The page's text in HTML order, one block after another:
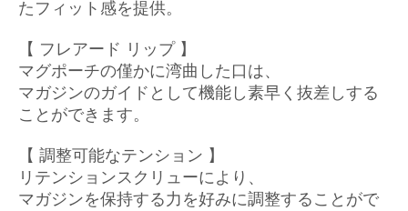
たフィット感を提供。
【 フレアード リップ 】
マグポーチの僅かに湾曲した口は、
マガジンのガイドとして機能し素早く抜差しする
ことができます。
【 調整可能なテンション 】
リテンションスクリューにより、
マガジンを保持する力を好みに調整することがで